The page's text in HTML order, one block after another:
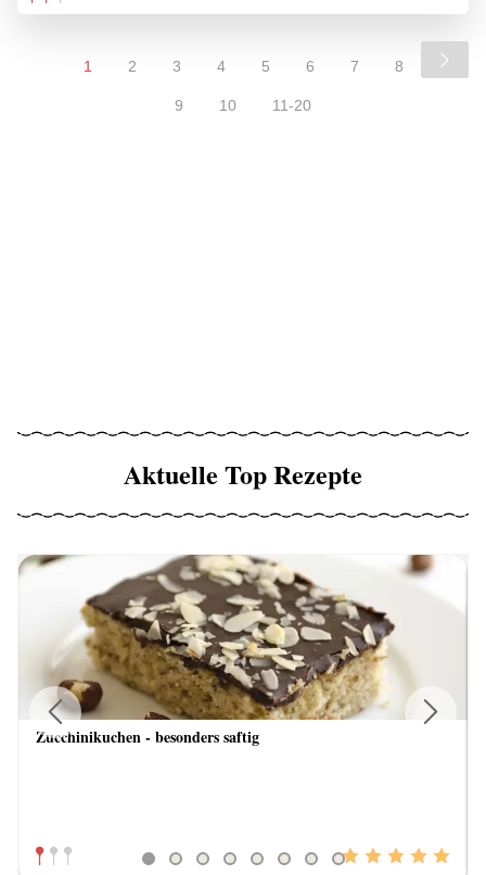
1 2 3 4 5 6 7 8
9 10 11-20
Aktuelle Top Rezepte
Zucchinikuchen - besonders saftig
Previous